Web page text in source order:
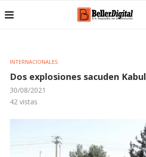
INTERNACIONALES
Dos explosiones sacuden Kabul
30/08/2021
42 vistas